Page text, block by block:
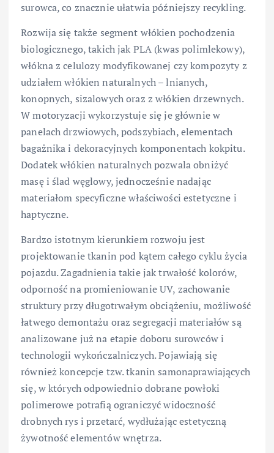
surowca, co znacznie ułatwia późniejszy recykling.
Rozwija się także segment włókien pochodzenia
biologicznego, takich jak PLA (kwas polimlekowy),
włókna z celulozy modyfikowanej czy kompozyty z
udziałem włókien naturalnych – lnianych,
konopnych, sizalowych oraz z włókien drzewnych.
W motoryzacji wykorzystuje się je głównie w
panelach drzwiowych, podszybiach, elementach
bagażnika i dekoracyjnych komponentach kokpitu.
Dodatek włókien naturalnych pozwala obniżyć
masę i ślad węglowy, jednocześnie nadając
materiałom specyficzne właściwości estetyczne i
haptyczne.
Bardzo istotnym kierunkiem rozwoju jest
projektowanie tkanin pod kątem całego cyklu życia
pojazdu. Zagadnienia takie jak trwałość kolorów,
odporność na promieniowanie UV, zachowanie
struktury przy długotrwałym obciążeniu, możliwość
łatwego demontażu oraz segregacji materiałów są
analizowane już na etapie doboru surowców i
technologii wykończalniczych. Pojawiają się
również koncepcje tzw. tkanin samonaprawiających
się, w których odpowiednio dobrane powłoki
polimerowe potrafią ograniczyć widoczność
drobnych rys i przetarć, wydłużając estetyczną
żywotność elementów wnętrza.